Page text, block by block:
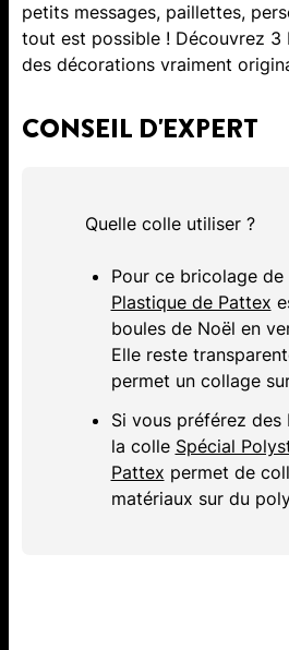
petits messages, paillettes,
tout est possible ! Découvrez 3
des décorations vraiment
CONSEIL D'EXPERT
Quelle colle utiliser ?
Pour ce bricolage
Plastique de Pattex
boules de Noël en
Elle reste
permet un collage
Si vous préférez des
la colle Spécial
Pattex permet de
matériaux sur du